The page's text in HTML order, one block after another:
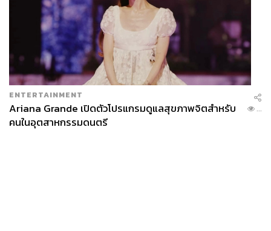
ENTERTAINMENT
Ariana Grande เปิดตัวโปรแกรมดูแลสุขภาพจิตสำหรับ
คนในอุตสาหกรรมดนตรี
...